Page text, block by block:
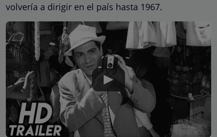
volvería a dirigir en el país hasta 1967.